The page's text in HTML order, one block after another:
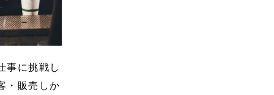
事に挑戦し
・販売しか